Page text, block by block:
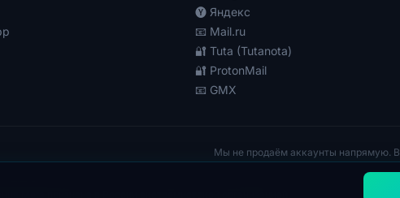
🅨 Яндекс
📧 Mail.ru
🔐 Tuta (Tutanota)
🔐 ProtonMail
📧 GMX
Мы не продаём аккаунты напрямую.
Meta признана в России экстремистской организацией.